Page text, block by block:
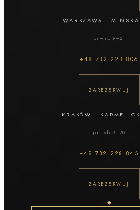
· 6:02 nagrania
ClearLift, laser frakcyjny czy IPL
CMS Sculpt dla mężczyzn —
WARSZAWA ·
pn–sb 9–21
+48 732 228 806
ZAREZERWUJ
KRAKÓW ·
pn–sb 8–20
+48732 228 846
ZAREZERWUJ